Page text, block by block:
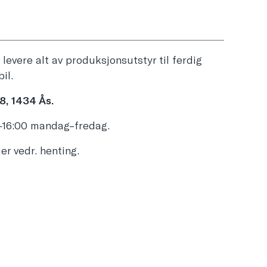
levere alt av produksjonsutstyr til ferdig
1434 Ås.
mandag–fredag.
vedr. henting.